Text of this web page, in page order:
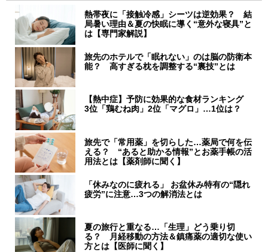
熱帯夜に「接触冷感」シーツは逆効果？ 結
局暑い理由＆夏の快眠に導く“意外な寝具”と
は【専門家解説】
旅先のホテルで「眠れない」のは脳の防衛本
能？ 高すぎる枕を調整する“裏技”とは
【熱中症】予防に効果的な食材ランキング
3位「鶏むね肉」2位「マグロ」…1位は？
旅先で「常用薬」を切らした…薬局で何を伝
える？ “あると助かる情報”とお薬手帳の活
用法とは【薬剤師に聞く】
「休みなのに疲れる」 お盆休み特有の“隠れ
疲労”に注意…3つの解消法とは
夏の旅行と重なる…「生理」どう乗り切
る？ 月経移動の方法＆鎮痛薬の適切な使い
方とは【医師に聞く】